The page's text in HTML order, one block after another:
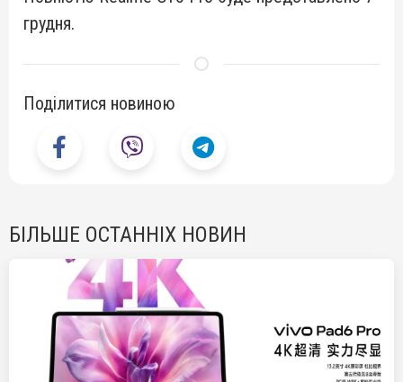
грудня.
Поділитися новиною
БІЛЬШЕ ОСТАННІХ НОВИН